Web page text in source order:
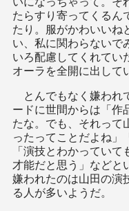
たらすり寄ってくるん
たり。服がかわいいね
い、私に関わらないで
いろ配慮してくれてい
オーラを全開に出して
とんでもなく嫌われ
ードに世間からは「作
たな。でも、それって
ったってことだよね」
「演技とわかってい
才能だと思う」などと
嫌われたのは山田の演
る人が多いようだ。